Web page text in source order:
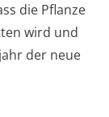
die Pflanze
wird und
der neue